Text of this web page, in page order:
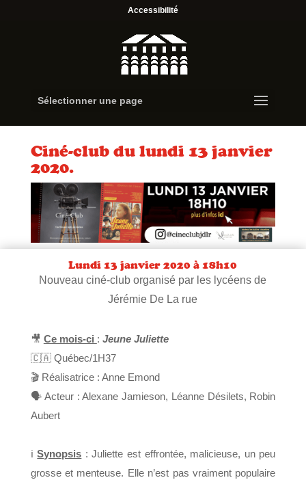
Accessibilité
Sélectionner une page
Ciné-club du lundi 13 janvier
2020.
Lundi 13 janvier 2020 à 18h10
Nouveau ciné-club organisé par les lycéens de
Jérémie De La rue
🎥 Ce mois-ci : Jeune Juliette
🇨🇦 Québec/1H37
🎬 Réalisatrice : Anne Emond
🗣 Acteur : Alexane Jamieson, Léanne Désilets, Robin
Aubert
ℹ️Synopsis : Juliette est effrontée, malicieuse, un peu
grosse et menteuse. Elle n’est pas vraiment populaire